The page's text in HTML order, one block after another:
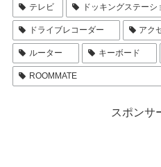
テレビ ドッキングステーシ
ドライブレコーダー アク
ルーター キーボード
ROOMMATE
スポンサ